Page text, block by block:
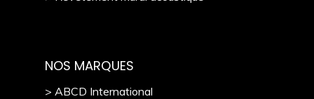
NOS MARQUES
> ABCD International